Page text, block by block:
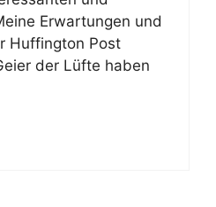
Erwartungen und
Huffington Post
der Lüfte haben